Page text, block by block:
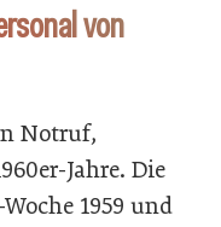
von
Notruf,
Jahre. Die
1959 und